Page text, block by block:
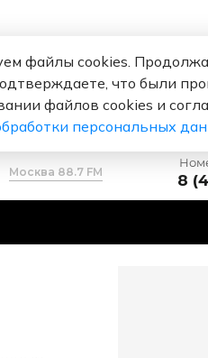
Москва 88.7 FM 8
файлы cookies.
что были
файлов cookies и
персональных